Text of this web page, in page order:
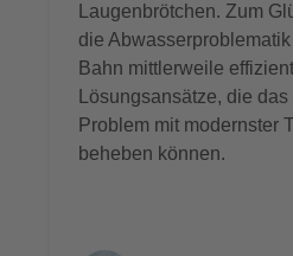
Laugenbrötchen. Zum
die
Bahn mittlerweile
Lösungsansätze, die
Problem mit modernster
beheben können.